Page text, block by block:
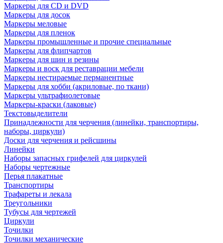
Маркеры для CD и DVD
Маркеры для досок
Маркеры меловые
Маркеры для пленок
Маркеры промышленные и прочие специальные
Маркеры для флипчартов
Маркеры для шин и резины
Маркеры и воск для реставрации мебели
Маркеры нестираемые перманентные
Маркеры для хобби (акриловые, по ткани)
Маркеры ультрафиолетовые
Маркеры-краски (лаковые)
Текстовыделители
Принадлежности для черчения (линейки, транспортиры,
наборы, циркули)
Доски для черчения и рейсшины
Линейки
Наборы запасных грифелей для циркулей
Наборы чертежные
Перья плакатные
Транспортиры
Трафареты и лекала
Треугольники
Тубусы для чертежей
Циркули
Точилки
Точилки механические